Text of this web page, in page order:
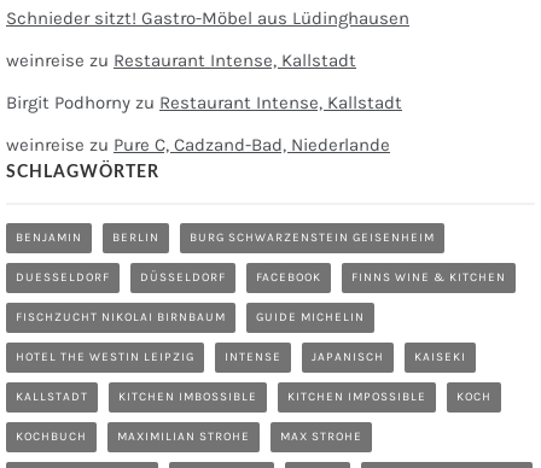
Schnieder sitzt! Gastro-Möbel aus Lüdinghausen
weinreise zu Restaurant Intense, Kallstadt
Birgit Podhorny zu Restaurant Intense, Kallstadt
weinreise zu Pure C, Cadzand-Bad, Niederlande
SCHLAGWÖRTER
BENJAMIN BERLIN BURG SCHWARZENSTEIN GEISENHEIM
DUESSELDORF DÜSSELDORF FACEBOOK FINNS WINE & KITCHEN
FISCHZUCHT NIKOLAI BIRNBAUM GUIDE MICHELIN
HOTEL THE WESTIN LEIPZIG INTENSE JAPANISCH KAISEKI
KALLSTADT KITCHEN IMBOSSIBLE KITCHEN IMPOSSIBLE KOCH
KOCHBUCH MAXIMILIAN STROHE MAX STROHE